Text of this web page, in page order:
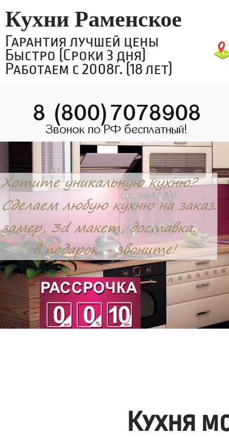
Кухни Раменское
Гарантия лучшей цены
Быстро (Сроки 3 дня)
Работаем с 2008г. (18 лет)
8 (800)7078908
Звонок по РФ бесплатный!
Кухня